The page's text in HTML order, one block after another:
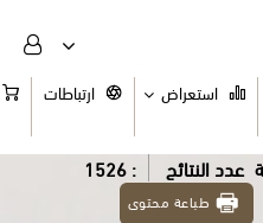
استعراض ارتباطات السلة
: 1526
طباعة محتوى